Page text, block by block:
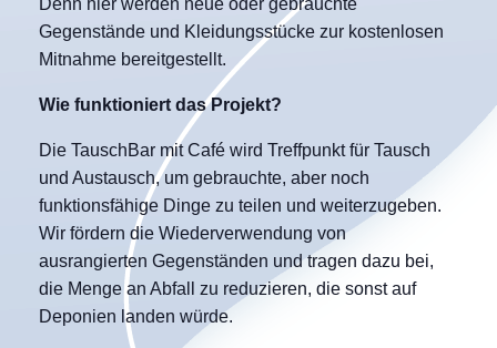
Gegenstände und Kleidungsstücke zur kostenlosen
Mitnahme bereitgestellt.
Wie funktioniert das Projekt?
Die TauschBar mit Café wird Treffpunkt für Tausch
und Austausch, um gebrauchte, aber noch
funktionsfähige Dinge zu teilen und weiterzugeben.
Wir fördern die Wiederverwendung von
ausrangierten Gegenständen und tragen dazu bei,
die Menge an Abfall zu reduzieren, die sonst auf
Deponien landen würde.